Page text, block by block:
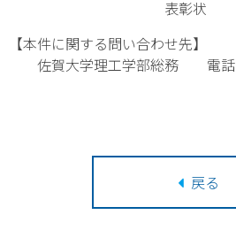
表彰状
【本件に関する問い合わせ先】
佐賀大学理工学部総務 電話
戻る